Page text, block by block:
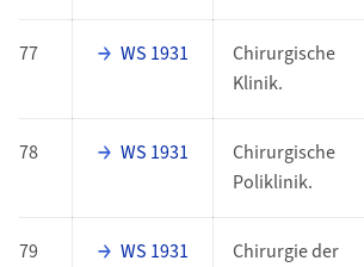
77 WS 1931
Chirurgische
Klinik.
78 WS 1931
Chirurgische
Poliklinik.
79 WS 1931
Chirurgie der